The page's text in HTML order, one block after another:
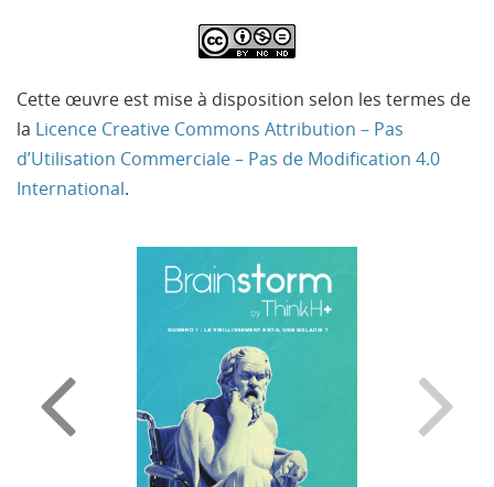
Cette œuvre est mise à disposition selon les termes de
la Licence Creative Commons Attribution – Pas
d’Utilisation Commerciale – Pas de Modification 4.0
International.